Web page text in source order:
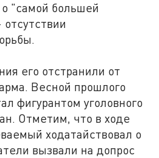
"самой большей
его отстранили от
Весной прошлого
фигурантом уголовного
Отметим, что в ходе
ходатайствовал о
вызвали на допрос